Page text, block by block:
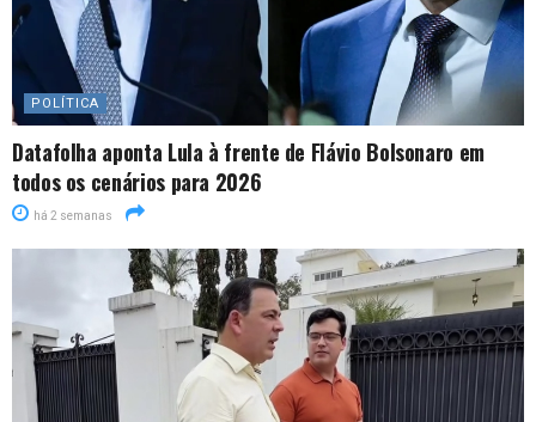
POLÍTICA
Datafolha aponta Lula à frente de Flávio Bolsonaro em
todos os cenários para 2026
há 2 semanas